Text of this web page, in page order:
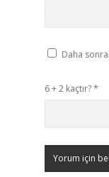
Daha
6 + 2 kaçtır?*